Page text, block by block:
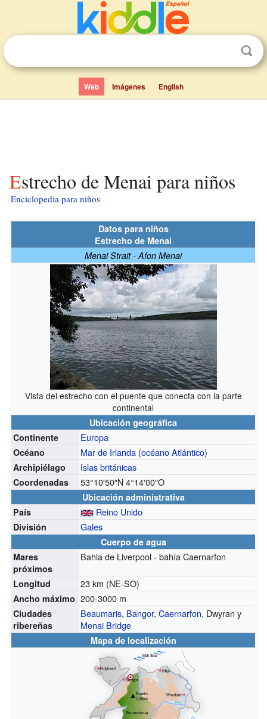
Web Imágenes English
Estrecho de Menai para niños
Enciclopedia para niños
Datos para niños
Estrecho de Menai
Menai Strait - Afon Menai
Vista del estrecho con el puente que conecta con la parte
continental
Ubicación geográfica
Continente
Europa
Océano Mar de Irlanda (océano Atlántico)
Archipiélago Islas británicas
Coordenadas 53°10′50″N4°14′00″O
Ubicación administrativa
País
Reino Unido
División Gales
Cuerpo de agua
Mares
próximos
Bahia de Liverpool - bahía Caernarfon
Longitud 23 km (NE-SO)
Ancho máximo 200-3000 m
Ciudades
ribereñas
Beaumaris, Bangor,Caernarfon, Dwyran y
Menai Bridge
Mapa de localización